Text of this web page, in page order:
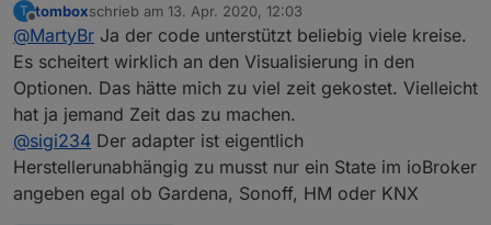
Lieblingsadapter
Ich habe nur einen bescheidenen Wunsch: Ich habe
mehr als 4 Kreise. Es wäre schön, wenn man per
Plus-Zeichen weitere Kreise aktivieren könnte.
Mit österlichen Gruß
T
Offline
tomboxschrieb am 13. Apr. 2020, 12:03
zuletzt editiert von
@MartyBr Ja der code unterstützt beliebig viele kreise.
Es scheitert wirklich an den Visualisierung in den
Optionen. Das hätte mich zu viel zeit gekostet. Vielleicht
hat ja jemand Zeit das zu machen.
@sigi234 Der adapter ist eigentlich
Herstellerunabhängig zu musst nur ein State im ioBroker
angeben egal ob Gardena, Sonoff, HM oder KNX